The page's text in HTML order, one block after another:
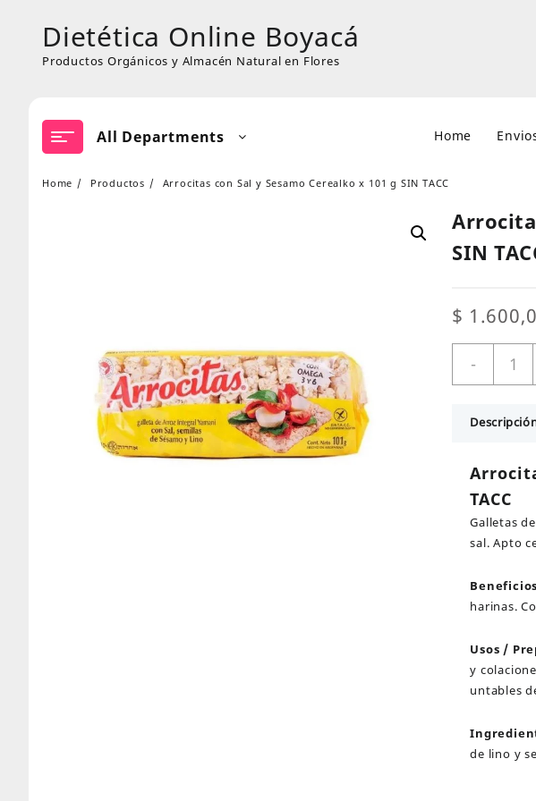
contentDietética Online Boyacá
Productos Orgánicos y Almacén Natural en Flores
All Departments Home
Home Productos Arrocitas con Sal y Sesamo Cerealko x 101 g SIN TACC
SIN
$
-
con
Sal
101
g
SIN
TACC
TACC
Galletas
sal. Apto
harinas.
Usos /
y
untables
de lino y